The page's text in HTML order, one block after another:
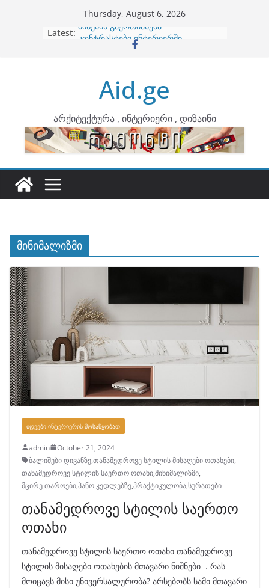
Thursday, August 6, 2026
Latest: ბინების გაერთიანება
კონტრასტები ინტერიერში
ინტერიერის დიზიანი
არტემიდი წარმოგიდგენთ
Aid.ge
არქიტექტურა , ინტერიერი , დიზაინი
მინიმალიზმი
ᲘᲓᲔᲔᲑᲘ ᲘᲜᲢᲔᲠᲘᲔᲠᲘᲡ ᲛᲝᲡᲐᲬᲧᲝᲑᲐᲗ
admin
October 21, 2024
ბალიშები დივანზე,თანამედროვე სტილის მისაღები ოთახები,
თანამედროვე სტილის საერთო ოთახი,მინიმალიზმი,
მცირე თაროები,პანო კედლებზე,პრაქტიკულობა,სურათები
თანამედროვე სტილის საერთო
ოთახი
თანამედროვე სტილის საერთო ოთახი თანამედროვე
სტილის მისაღები ოთახების მთავარი ნიშნები . რას
მოიცავს მისი უნივერსალურობა? არსებობს სამი მთავარი